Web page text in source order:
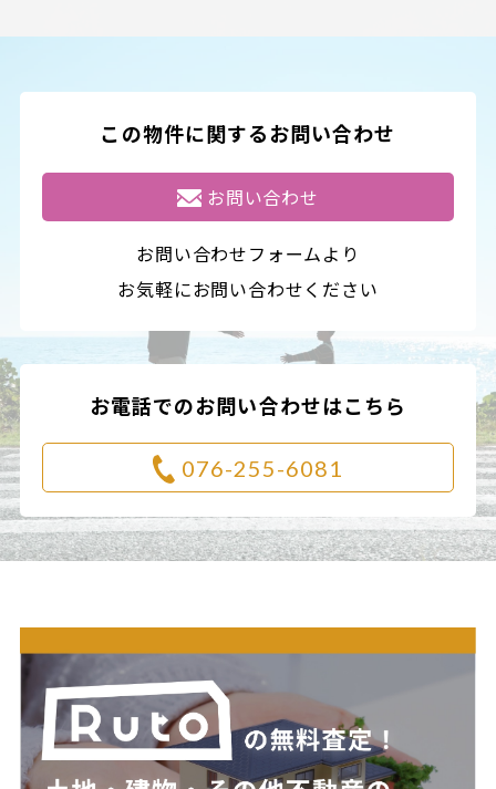
この物件に関するお問い合わせ
お問い合わせ
お問い合わせフォームより
お気軽にお問い合わせください
お電話でのお問い合わせはこちら
076-255-6081